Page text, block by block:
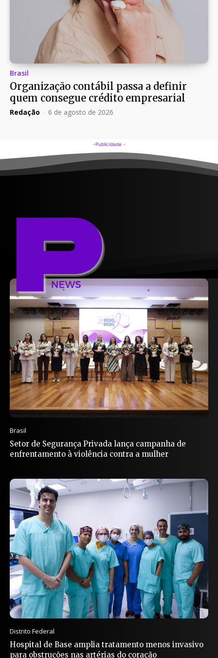
Brasil
Organização contábil passa a definir
quem consegue crédito empresarial
Redação - 6 de agosto de 2026
-Publicidade -
Brasil
Setor de Segurança Privada lança campanha de
enfrentamento à violência contra a mulher
Distrito Federal
Hospital de Base amplia tratamento menos invasivo
para obstruções nas artérias do coração